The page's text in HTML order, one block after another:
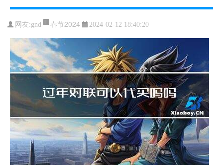
网友:gnd 春节2024 2024-02-12 18:40:20